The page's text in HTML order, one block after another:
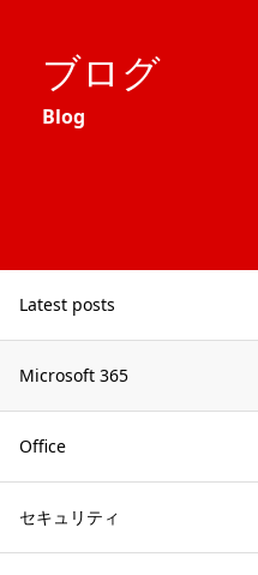
ブログ
Blog
Latest posts
Microsoft 365
Office
セキュリティ